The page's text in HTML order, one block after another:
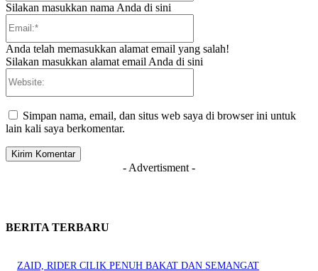
Silakan masukkan nama Anda di sini
Anda telah memasukkan alamat email yang salah!
Silakan masukkan alamat email Anda di sini
Simpan nama, email, dan situs web saya di browser ini untuk
lain kali saya berkomentar.
- Advertisment -
BERITA TERBARU
ZAID, RIDER CILIK PENUH BAKAT DAN SEMANGAT